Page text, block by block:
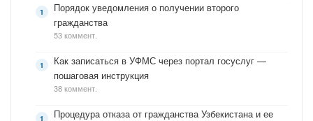
Порядок уведомления о получении второго
гражданства
53 коммент.
Как записаться в УФМС через портал госуслуг —
пошаговая инструкция
38 коммент.
Процедура отказа от гражданства Узбекистана и ее